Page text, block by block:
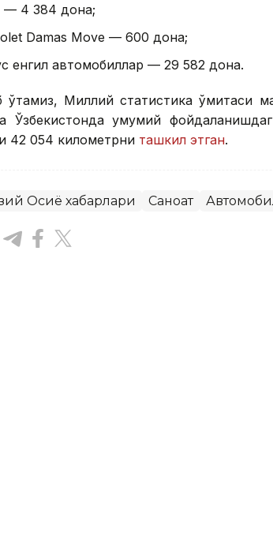
— 4 384 дона;
Damas Move — 600 дона;
енгил автомобиллар — 29 582 дона.
ўтамиз, Миллий статистика қўмитаси
Ўзбекистонда умумий
42 054 километрни ташкил этган.
Осиё хабарлари Саноат